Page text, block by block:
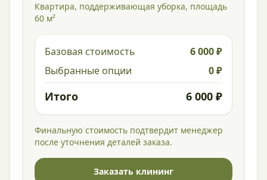
Квартира, поддерживающая уборка, площадь
60 м²
Базовая стоимость
6 000 ₽
Выбранные опции
0 ₽
Итого 6 000 ₽
Финальную стоимость подтвердит менеджер
после уточнения деталей заказа.
Заказать клининг